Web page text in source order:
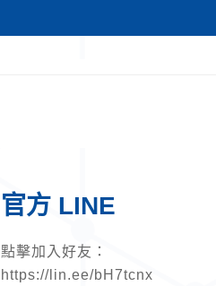
官方 LINE
點擊加入好友：
https://lin.ee/bH7tcnx